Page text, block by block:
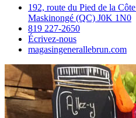
192, route du Pied de la Côte
Maskinongé (QC) J0K 1N0
819 227‑2650
Écrivez‑nous
magasingenerallebrun.com